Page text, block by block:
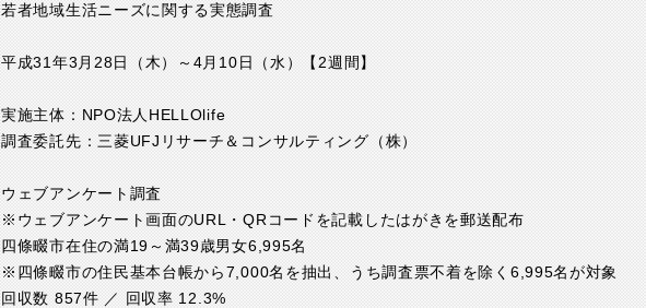
若者地域生活ニーズに関する実態調査
平成31年3月28日（木）～4月10日（水）【2週間】
実施主体：NPO法人HELLOlife
調査委託先：三菱UFJリサーチ＆コンサルティング（株）
ウェブアンケート調査
※ウェブアンケート画面のURL・QRコードを記載したはがきを郵送配布
四條畷市在住の満19～満39歳男女6,995名
※四條畷市の住民基本台帳から7,000名を抽出、うち調査票不着を除く6,995名が対象
回収数 857件 ／ 回収率 12.3%